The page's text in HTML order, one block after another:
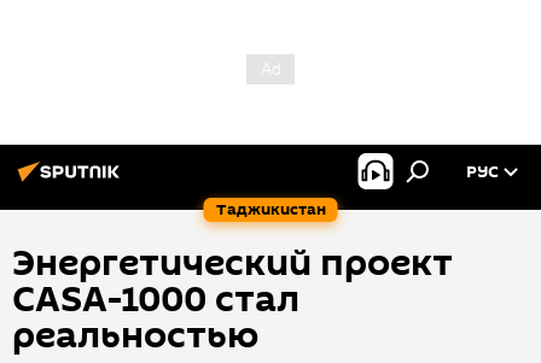
Таджикистан
РУС
Энергетический проект
CASA-1000 стал
реальностью